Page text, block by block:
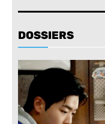
DOSSIERS